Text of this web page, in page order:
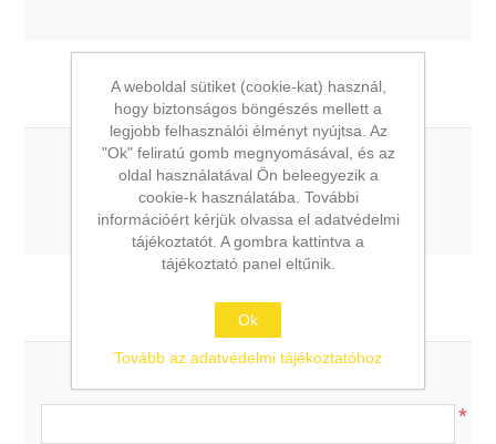
Beállítások
Szeretnék hírlevelet kapni:
Jelszó megadása
*
A weboldal sütiket (cookie-kat) használ,
hogy biztonságos böngészés mellett a
legjobb felhasználói élményt nyújtsa. Az
"Ok" feliratú gomb megnyomásával, és az
oldal használatával Ön beleegyezik a
cookie-k használatába. További
információért kérjük olvassa el adatvédelmi
tájékoztatót. A gombra kattintva a
tájékoztató panel eltűnik.
Ok
Tovább az adatvédelmi tájékoztatóhoz